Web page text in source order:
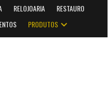
RELOJOARIA
RESTAURO
PRODUTOS